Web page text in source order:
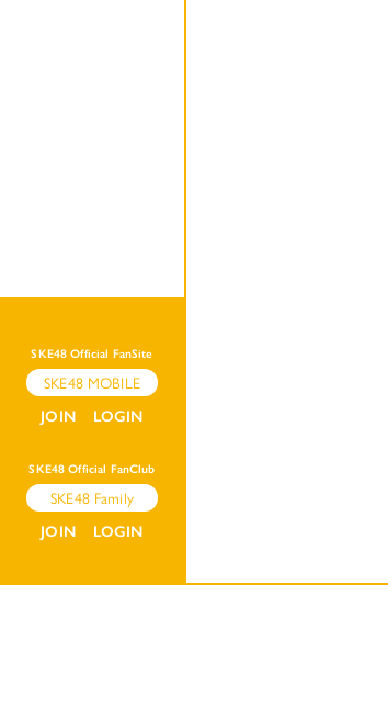
SKE48 Official FanSite
SKE48 MOBILE
JOIN LOGIN
SKE48 Official FanClub
SKE48 Family
JOIN LOGIN